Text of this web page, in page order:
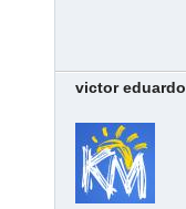
victor eduardo